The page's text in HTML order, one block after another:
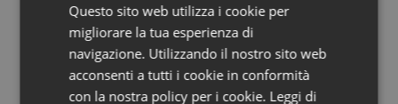
Oncologia & Nutrizione
Psoriasi & pelle
Carenza medici. In Veneto sindacati medici contro
le delibere per il reclutamento di non specializzati
28 Agosto 2019
© Riproduzione riservata
Questo sito web utilizza i cookie per
migliorare la tua esperienza di
navigazione. Utilizzando il nostro sito web
acconsenti a tutti i cookie in conformità
con la nostra policy per i cookie. Leggi di